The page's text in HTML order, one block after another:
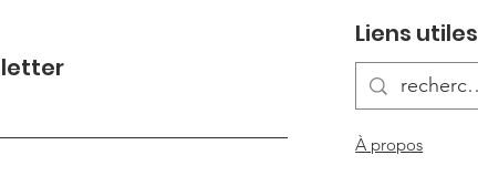
Petite pause estivale 🌞
Liens utiles
À propos